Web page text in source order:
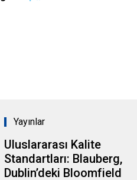
Yayınlar
Uluslararası Kalite
Standartları: Blauberg,
Dublin’deki Bloomfield